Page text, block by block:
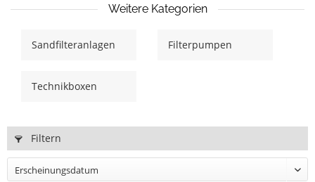
Weitere Kategorien
Sandfilteranlagen Filterpumpen
Technikboxen
Filtern